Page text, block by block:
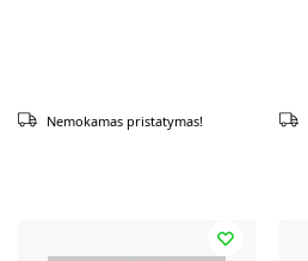
Nemokamas pristatymas!